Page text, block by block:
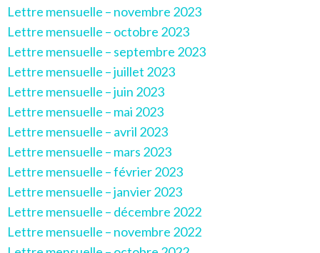
Lettre mensuelle – novembre 2023
Lettre mensuelle – octobre 2023
Lettre mensuelle – septembre 2023
Lettre mensuelle – juillet 2023
Lettre mensuelle – juin 2023
Lettre mensuelle – mai 2023
Lettre mensuelle – avril 2023
Lettre mensuelle – mars 2023
Lettre mensuelle – février 2023
Lettre mensuelle – janvier 2023
Lettre mensuelle – décembre 2022
Lettre mensuelle – novembre 2022